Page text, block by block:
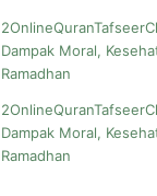
Dampak Moral,
Ramadhan
Dampak Moral,
Ramadhan